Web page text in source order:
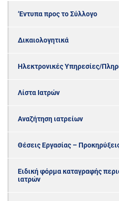
‘Εντυπα προς το Σύλλογο
Δικαιολογητικά
Ηλεκτρονικές Υπηρεσίες/
Λίστα Ιατρών
Αναζήτηση ιατρείων
Θέσεις Εργασίας –
Ειδική φόρμα καταγραφής
ιατρών